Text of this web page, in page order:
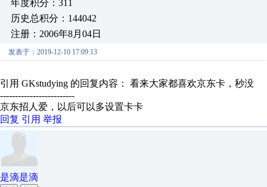
年度积分：311
历史总积分：144042
注册：2006年8月04日
发表于：2019-12-10 17:09:13
引用 GKstudying 的回复内容： 看来大家都喜欢京东卡，秒没
-------------------------
京东招人爱，以后可以多设置卡卡
回复 引用 举报
是滴是滴